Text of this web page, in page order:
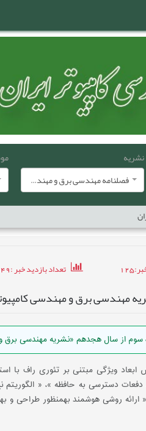
نشریه
فصلنامه مهندسی برق و مهندسی کامپيوتر ايران
:
125 تعداد بازدید خبر:2949
مهندسی برق و مهندسی
از سال هجدهم «نشریه مهندسی برق و
ویژگی مبتنی بر تئوری راف با
دسترسی به حافظه »‌، « الگوریتم
ارائه روشی هوشمند به­منظور طراحی و